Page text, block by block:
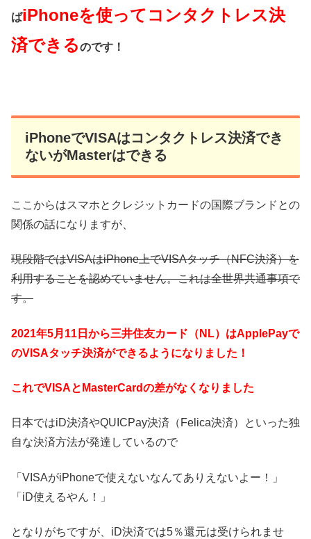
ばiPhoneを使ってコンタクトレス決
済できるのです！
iPhoneでVISAはコンタクトレス決済でき
ないがMasterはできる
ここからはスマホとクレジットカードの国際ブランドとの
関係の話になりますが、
現段階ではVISAはiPhone上でVISAタッチ（NFC決済）を
利用することを認めていません。これは全世界共通事項で
す。
2021年5月11日から三井住友カード（NL）はApplePayで
のVISAタッチ決済ができるようになりました！
これでVISAとMasterCardの差がなくなりました
日本ではiD決済やQUICPay決済（Felica決済）といった独
自な決済方法が発達しているので
「VISAがiPhoneで使えないなんてありえないよー！」
「iD使えるやん！」
となりがちですが、iD決済では5％還元は受けられませ